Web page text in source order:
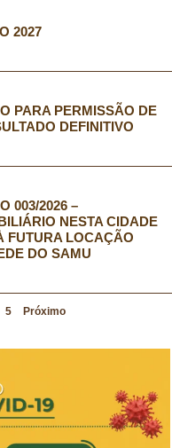
2027
PARA PERMISSÃO DE
DEFINITIVO
003/2026 –
NESTA CIDADE
FUTURA LOCAÇÃO
DO SAMU
5 Próximo